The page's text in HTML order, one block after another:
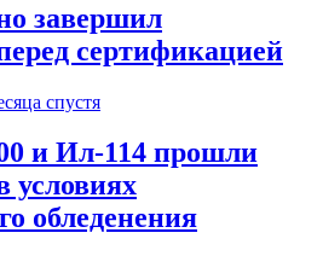
завершил
сертификацией
спустя
и Ил-114 прошли
условиях
обледенения